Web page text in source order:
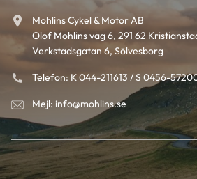
Mohlins Cykel & Motor AB
Olof Mohlins väg 6, 291 62
Verkstadsgatan 6, Sölvesborg
Telefon: K 044-211613 / S 0456-
Mejl: info@mohlins.se